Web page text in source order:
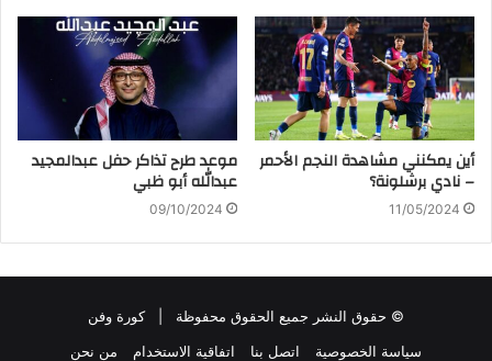
أين يمكنني مشاهدة ‎النجم الأحمر
– نادي برشلونة؟
11/05/2024
موعد طرح تذاكر حفل عبدالمجيد
عبدالله أبو ظبي
09/10/2024
© حقوق النشر جميع الحقوق محفوظة |كورة وفن
سياسة الخصوصية
اتصل بنا اتفاقية الاستخدام من نحن